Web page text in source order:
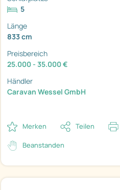
5
Länge
833 cm
Preisbereich
25.000 - 35.000 €
Händler
Caravan Wessel GmbH
Merken Teilen
Beanstanden